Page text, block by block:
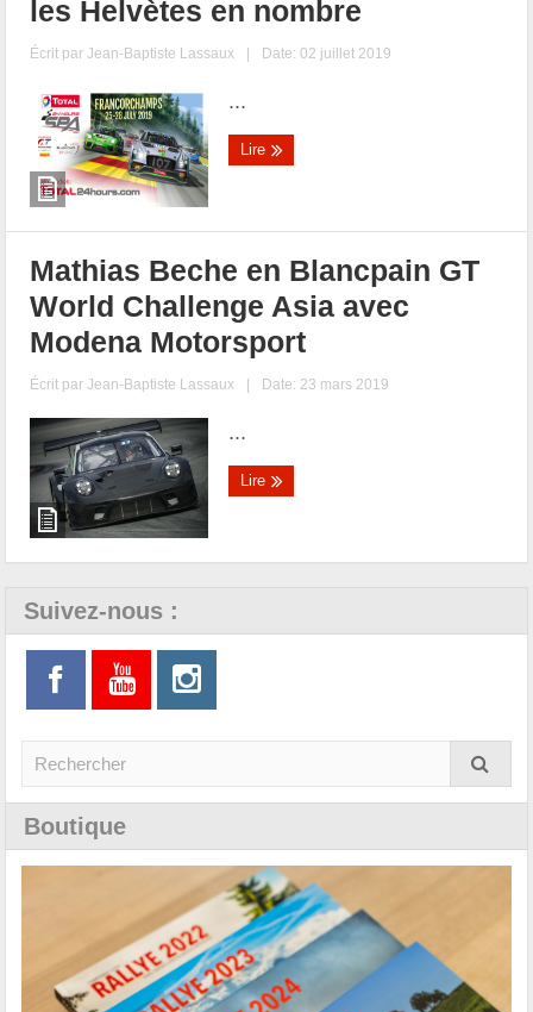
les Helvètes en nombre
Écrit parJean-Baptiste Lassaux | Date: 02 juillet 2019
...
Lire
Mathias Beche en Blancpain GT
World Challenge Asia avec
Modena Motorsport
Écrit parJean-Baptiste Lassaux | Date: 23 mars 2019
...
Lire
Suivez-nous :
Boutique